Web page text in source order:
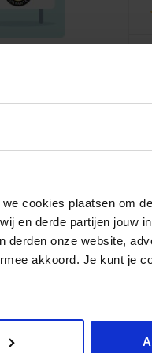
cookies plaatsen om
en derde partijen jouw
derden onze website,
akkoord. Je kunt je